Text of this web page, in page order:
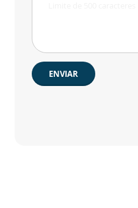
ENVIAR